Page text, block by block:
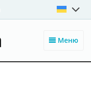
Меню